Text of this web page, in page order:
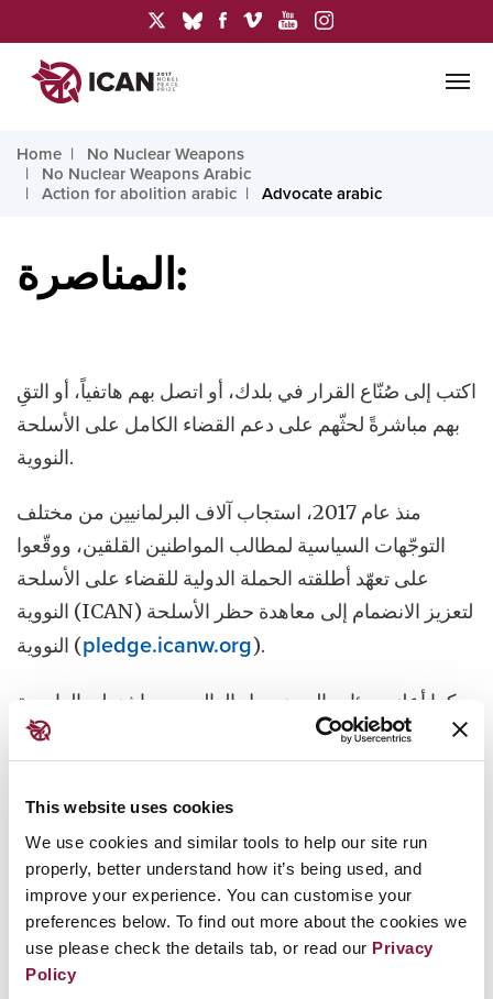
This website uses cookies
We use cookies and similar tools to help our site run
properly, better understand how it’s being used, and
improve your experience. You can customise your
preferences below. To find out more about the cookies we
use please check the details tab, or read our Privacy
Policy
Home
No Nuclear Weapons
No Nuclear Weapons Arabic
Action for abolition arabic
Advocate arabic
المناصرة:
اكتب إلى صُنّاع القرار في بلدك، أو اتصل بهم هاتفياً، أو التقِ
بهم مباشرةً لحثّهم على دعم القضاء الكامل على الأسلحة
النووية.
منذ عام 2017، استجاب آلاف البرلمانيين من مختلف
التوجّهات السياسية لمطالب المواطنين القلقين، ووقّعوا
على تعهّد أطلقته الحملة الدولية للقضاء على الأسلحة
النووية (ICAN) لتعزيز الانضمام إلى معاهدة حظر الأسلحة
النووية (pledge.icanw.org).
كما أعلنت مئات المدن حول العالم من واشنطن العاصمة
إلى باريس وسيدني دعمها الرسمي للمعاهدة من خلال
الانضمام إلى نداء الحملة الدولية للقضاء على الأسلحة
النووية (ICAN). (cities.icanw.org
لست بحاجة إلى أن تكون خبيراً لكي تُسمِع صوتك؛ فالأهم
هو إدراك خطورة التهديد وضرورة التحرّك العاجل.